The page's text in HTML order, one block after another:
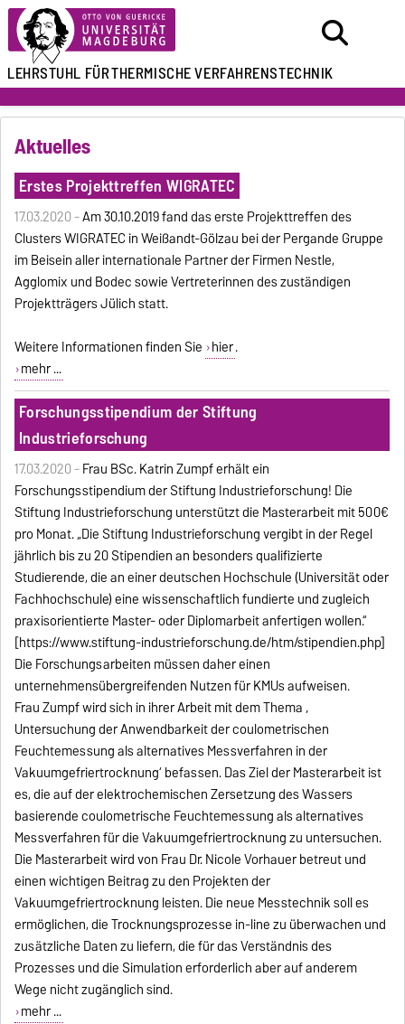
LEHRSTUHL FÜRTHERMISCHE VERFAHRENSTECHNIK
Aktuelles
Erstes Projekttreffen WIGRATEC
17.03.2020 -Am 30.10.2019 fand das erste Projekttreffen des
Clusters WIGRATEC in Weißandt-Gölzau bei der Pergande Gruppe
im Beisein aller internationale Partner der Firmen Nestle,
Agglomix und Bodec sowie Vertreterinnen des zuständigen
Projektträgers Jülich statt.
Weitere Informationen finden Sie hier.
mehr ...
Forschungsstipendium der Stiftung
Industrieforschung
17.03.2020 -Frau BSc. Katrin Zumpf erhält ein
Forschungsstipendium der Stiftung Industrieforschung! Die
Stiftung Industrieforschung unterstützt die Masterarbeit mit 500€
pro Monat. „Die Stiftung Industrieforschung vergibt in der Regel
jährlich bis zu 20 Stipendien an besonders qualifizierte
Studierende, die an einer deutschen Hochschule (Universität oder
Fachhochschule) eine wissenschaftlich fundierte und zugleich
praxisorientierte Master- oder Diplomarbeit anfertigen wollen.“
[https://www.stiftung-industrieforschung.de/htm/stipendien.php]
Die Forschungsarbeiten müssen daher einen
unternehmensübergreifenden Nutzen für KMUs aufweisen.
Frau Zumpf wird sich in ihrer Arbeit mit dem Thema ‚
Untersuchung der Anwendbarkeit der coulometrischen
Feuchtemessung als alternatives Messverfahren in der
Vakuumgefriertrocknung‘ befassen. Das Ziel der Masterarbeit ist
es, die auf der elektrochemischen Zersetzung des Wassers
basierende coulometrische Feuchtemessung als alternatives
Messverfahren für die Vakuumgefriertrocknung zu untersuchen.
Die Masterarbeit wird von Frau Dr. Nicole Vorhauer betreut und
einen wichtigen Beitrag zu den Projekten der
Vakuumgefriertrocknung leisten. Die neue Messtechnik soll es
ermöglichen, die Trocknungsprozesse in-line zu überwachen und
zusätzliche Daten zu liefern, die für das Verständnis des
Prozesses und die Simulation erforderlich aber auf anderem
Wege nicht zugänglich sind.
mehr ...